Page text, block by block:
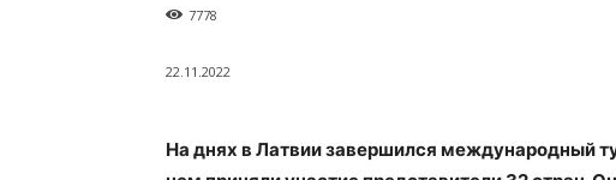
7778
22.11.2022
На днях в Латвии завершился международный